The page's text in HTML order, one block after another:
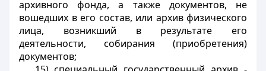
архивного фонда, а также документов, не
вошедших в его состав, или архив физического
лица, возникший в результате его
деятельности, собирания (приобретения)
документов;